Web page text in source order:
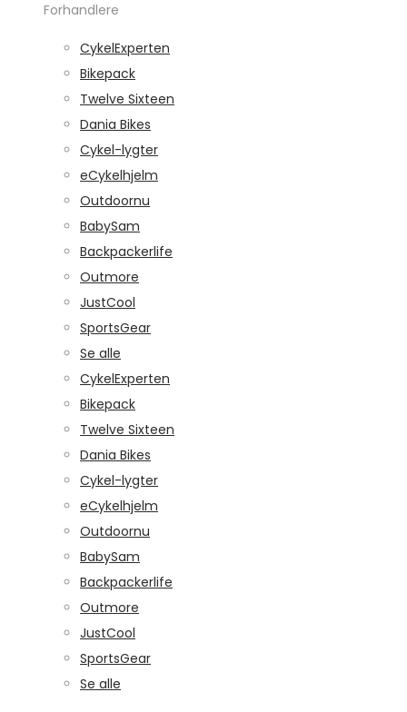
Forhandlere
CykelExperten
Bikepack
Twelve Sixteen
Dania Bikes
Cykel-lygter
eCykelhjelm
Outdoornu
BabySam
Backpackerlife
Outmore
JustCool
SportsGear
Se alle
CykelExperten
Bikepack
Twelve Sixteen
Dania Bikes
Cykel-lygter
eCykelhjelm
Outdoornu
BabySam
Backpackerlife
Outmore
JustCool
SportsGear
Se alle